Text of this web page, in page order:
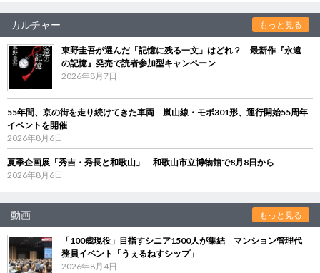
カルチャー もっと見る
東野圭吾が選んだ「記憶に残る一文」はどれ？ 最新作『永遠
の記憶』発売で読者参加型キャンペーン
2026年8月7日
55年間、京の街を走り続けてきた車両 嵐山線・モボ301形、運行開始55周年
イベントを開催
2026年8月6日
夏季企画展「秀吉・秀長と和歌山」 和歌山市立博物館で8月8日から
2026年8月6日
動画 もっと見る
「100歳現役」目指すシニア1500人が集結 マンション管理代
務員イベント「うぇるねすシップ」
2026年8月4日